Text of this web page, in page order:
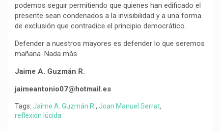
podemos seguir permitiendo que quienes han edificado el
presente sean condenados a la invisibilidad y a una forma
de exclusión que contradice el principio democrático.
Defender a nuestros mayores es defender lo que seremos
mañana. Nada más.
Jaime A. Guzmán R.
jaimeantonio07@hotmail.es
Tags: Jaime A. Guzmán R. , Joan Manuel Serrat,
reflexión lúcida